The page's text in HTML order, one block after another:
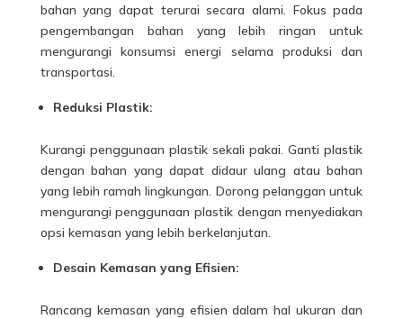
bahan yang dapat terurai secara alami. Fokus pada
pengembangan bahan yang lebih ringan untuk
mengurangi konsumsi energi selama produksi dan
transportasi.
Reduksi Plastik:
Kurangi penggunaan plastik sekali pakai. Gantiplastik
dengan bahan yang dapat didaur ulang atau bahan
yang lebih ramah lingkungan. Dorong pelanggan untuk
mengurangi penggunaan plastik dengan menyediakan
opsi kemasan yang lebih berkelanjutan.
Desain Kemasan yang Efisien:
Rancang kemasan yang efisien dalam hal ukuran dan